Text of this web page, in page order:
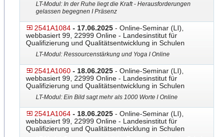
LT-Modul: In der Ruhe liegt die Kraft - Herausforderungen
gelassen begegnen I Präsenz
2541A1084 - 17.06.2025 - Online-Seminar (LI),
webbasiert 99, 22999 Online - Landesinstitut für
Qualifizierung und Qualitätsentwicklung in Schulen
LT-Modul: Ressourcenstärkung und Yoga I Online
2541A1060 - 18.06.2025 - Online-Seminar (LI),
webbasiert 99, 22999 Online - Landesinstitut für
Qualifizierung und Qualitätsentwicklung in Schulen
LT-Modul: Ein Bild sagt mehr als 1000 Worte l Online
2541A1064 - 18.06.2025 - Online-Seminar (LI),
webbasiert 99, 22999 Online - Landesinstitut für
Qualifizierung und Qualitätsentwicklung in Schulen